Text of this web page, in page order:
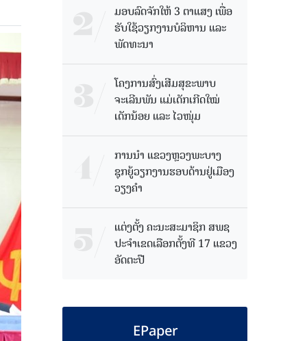
ມອບລົດຈັກໃຫ້ 3 ຕາແສງ ເພື່ອ
ຮັບໃຊ້ວຽກງານບໍລິຫານ ແລະ
ພັດທະນາ
ໂຄງການສົ່ງເສີມສຸຂະພາບ
ຈະເລີນພັນ ແມ່ເດັກເກີດໃໝ່
ເດັກນ້ອຍ ແລະ ໄວໜຸ່ມ
ການນຳ ແຂວງຫຼວງພະບາງ
ຊຸກຍູ້ວຽກງານຮອບດ້ານຢູ່ເມືອງ
ວຽງຄໍາ
ແຕ່ງຕັ້ງ ຄະນະສະມາຊິກ ສພຊ
ປະຈຳເຂດເລືອກຕັ້ງທີ 17 ແຂວງ
ອັດຕະປື
EPaper